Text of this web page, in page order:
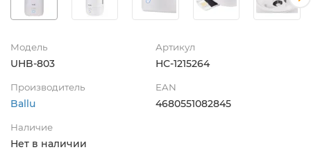
Модель
UHB-803
Артикул
НС-1215264
Производитель
Ballu
EAN
4680551082845
Наличие
Нет в наличии